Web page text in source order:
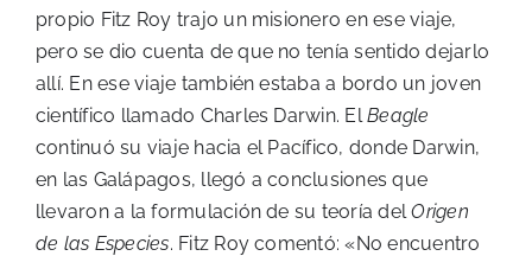
propio Fitz Roy trajo un misionero en ese viaje,
pero se dio cuenta de que no tenía sentido dejarlo
allí. En ese viaje también estaba a bordo un joven
científico llamado Charles Darwin. ElBeagle
continuó su viaje hacia el Pacífico, donde Darwin,
en las Galápagos, llegó a conclusiones que
llevaron a la formulación de su teoría delOrigen
de las Especies. Fitz Roy comentó: «No encuentro